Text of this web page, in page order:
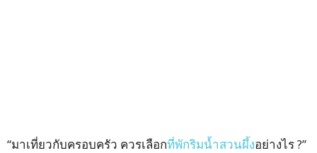
“มาเที่ยวกับครอบครัว ควรเลือกที่พักริมน้ำสวนผึ้งอย่างไร ?”